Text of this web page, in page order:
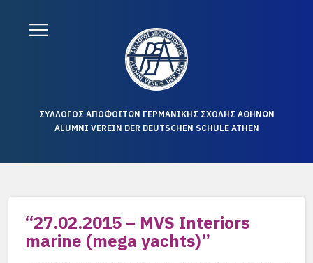
ΣΥΛΛΟΓΟΣ ΑΠΟΦΟΙΤΩΝ ΓΕΡΜΑΝΙΚΗΣ ΣΧΟΛΗΣ ΑΘΗΝΩΝ
ALUMNI VEREIN DER DEUTSCHEN SCHULE ATHEN
“27.02.2015 – MVS Interiors
marine (mega yachts)”